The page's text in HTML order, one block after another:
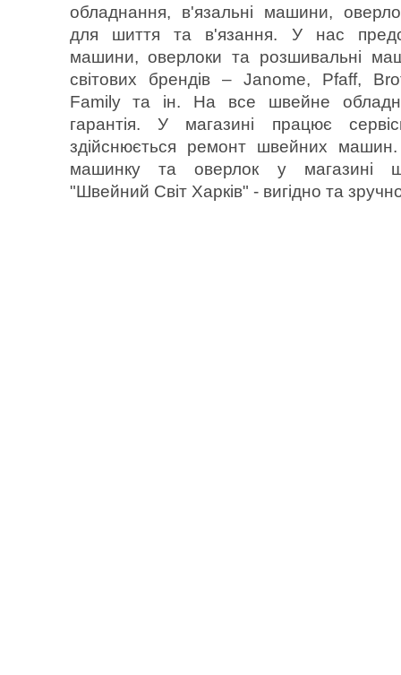
обладнання, в'язальні машини,
для шиття та в'язання. У нас
машини, оверлоки та розшивальні
світових брендів – Janome, Pfaff,
Family та ін. На все швейне
гарантія. У магазині працює
здійснюється ремонт швейних
машинку та оверлок у магазині
"Швейний Світ Харків" - вигідно та